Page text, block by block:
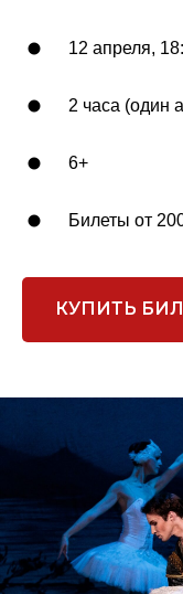
12 апреля,
2 часа (один
6+
Билеты от
КУПИТЬ